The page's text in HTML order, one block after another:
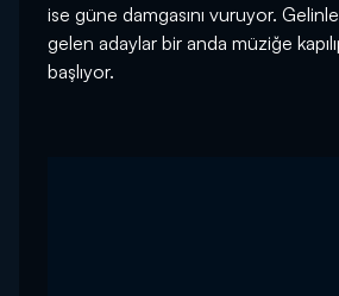
ise güne damgasını vuruyor.
gelen adaylar bir anda müziğe
başlıyor.